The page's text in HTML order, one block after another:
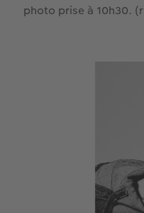
photo prise à 10h30.